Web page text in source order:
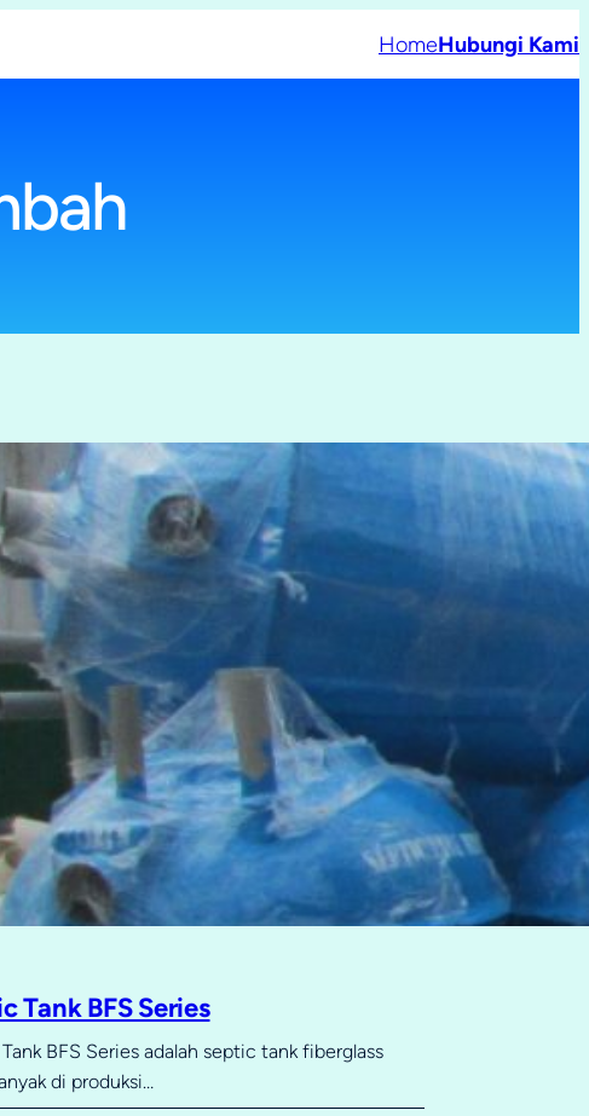
HomeHubungi Kami
Tank BFS Series
BFS Series adalah septic tank fiberglass
di produksi…